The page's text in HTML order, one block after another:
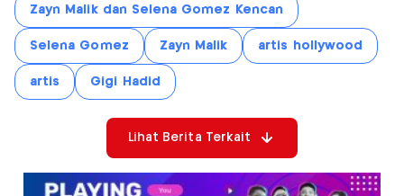
Zayn Malik dan Selena Gomez Kencan
Selena Gomez Zayn Malik artis hollywood
artis Gigi Hadid
Lihat Berita Terkait